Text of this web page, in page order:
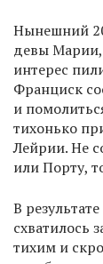
Нынешний
девы Марии,
интерес
Франциск
и
тихонько
Лейрии. Не
или Порту,
В
схватилось
тихим и